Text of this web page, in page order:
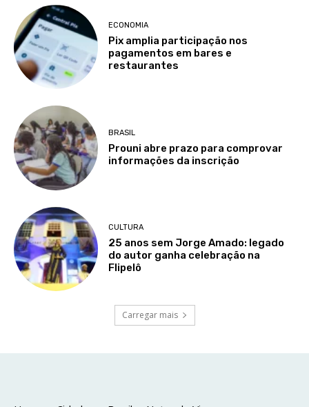
ECONOMIA
Pix amplia participação nos
pagamentos em bares e
restaurantes
BRASIL
Prouni abre prazo para comprovar
informações da inscrição
CULTURA
25 anos sem Jorge Amado: legado
do autor ganha celebração na
Flipelô
Carregar mais